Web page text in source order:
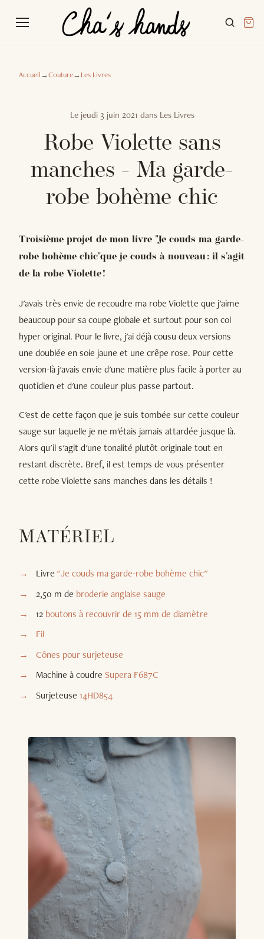
Accueil→Couture→Les Livres
Le jeudi 3 juin 2021 dans Les Livres
Robe Violette sans
manches - Ma garde-
robe bohème chic
Troisième projet de mon livre "Je couds ma garde-
robe bohème chic"que je couds à nouveau : il s'agit
de la robe Violette !
J'avais très envie de recoudre ma robe Violette que j'aime
beaucoup pour sa coupe globale et surtout pour son col
hyper original. Pour le livre, j'ai déjà cousu deux versions
une doublée en soie jaune et une crêpe rose. Pour cette
version-là j'avais envie d'une matière plus facile à porter au
quotidien et d'une couleur plus passe partout.
C'est de cette façon que je suis tombée sur cette couleur
sauge sur laquelle je ne m'étais jamais attardée jusque là.
Alors qu'il s'agit d'une tonalité plutôt originale tout en
restant discrète. Bref, il est temps de vous présenter
cette robe Violette sans manches dans les détails !
MATÉRIEL
Livre"Je couds ma garde-robe bohème chic"
2,50 m de broderie anglaise sauge
12 boutons à recouvrir de 15 mm de diamètre
Fil
Cônes pour surjeteuse
Machine à coudre Supera F687C
Surjeteuse 14HD854